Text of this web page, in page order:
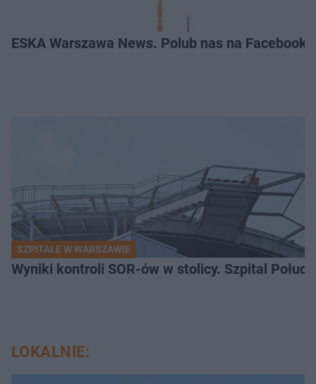
ESKA Warszawa News. Polub nas na
SZPITALE W WARSZAWIE
Wyniki kontroli SOR-ów w stolicy. Szpital
LOKALNIE: